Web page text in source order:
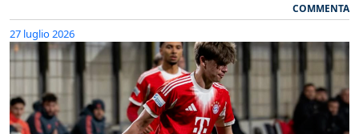
COMMENTA
27 luglio 2026